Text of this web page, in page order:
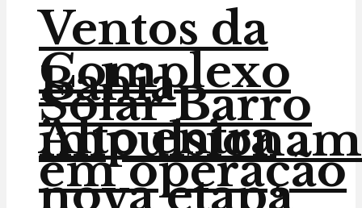
Complexo
Solar Barro
Alto entra
em operação
Ventos da
Bahia
impulsionam
nova etapa